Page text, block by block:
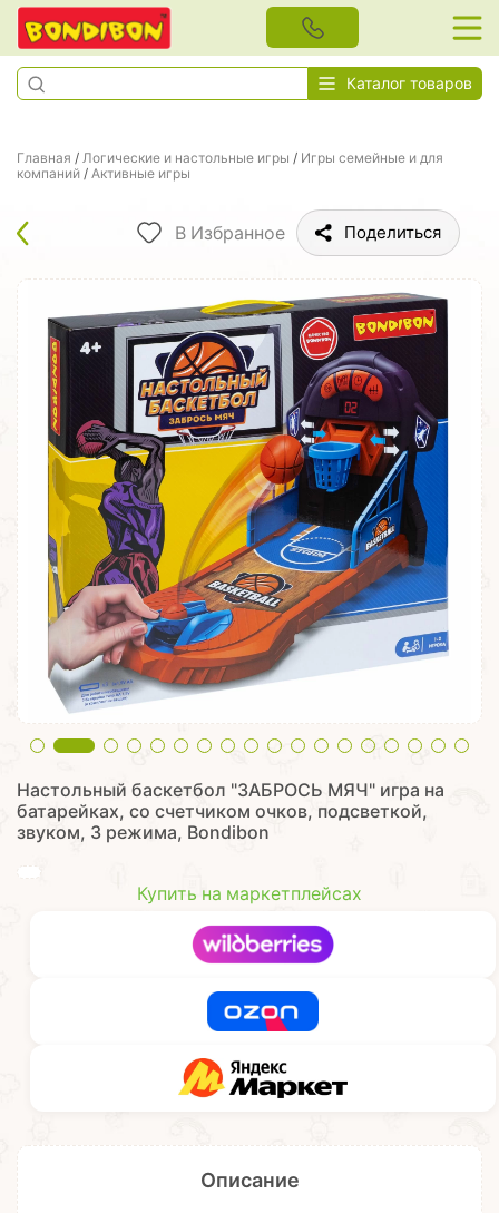
Каталог товаров
Главная / Логические и настольные игры / Игры семейные и для
компаний / Активные игры
В Избранное Поделиться
Настольный баскетбол "ЗАБРОСЬ МЯЧ" игра на
батарейках, со счетчиком очков, подсветкой,
звуком, 3 режима, Bondibon
Купить на маркетплейсах
Описание